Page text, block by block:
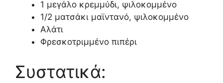
1 μεγάλο κρεμμύδι, ψιλοκομμένο
1/2 ματσάκι μαϊντανό, ψιλοκομμένο
Αλάτι
Φρεσκοτριμμένο πιπέρι
Συστατικά: